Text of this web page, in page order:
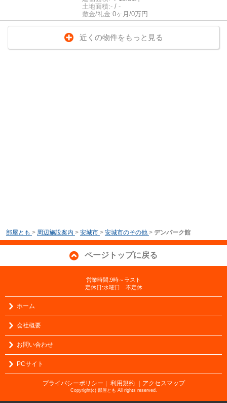
土地面積:- / -
敷金/礼金:0ヶ月/0万円
近くの物件をもっと見る
部屋とも > 周辺施設案内 > 安城市 > 安城市のその他 > デンパーク館
ページトップに戻る
営業時間:9時～ラスト
定休日:水曜日 不定休
ホーム
会社概要
お問い合わせ
PCサイト
プライバシーポリシー ｜ 利用規約 ｜アクセスマップ
Copyright(c) 部屋とも All rights reserved.